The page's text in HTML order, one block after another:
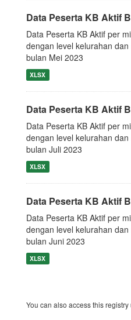
Data Peserta KB Aktif
Data Peserta KB Aktif per
dengan level kelurahan
bulan Mei 2023
XLSX
Data Peserta KB Aktif
Data Peserta KB Aktif per
dengan level kelurahan
bulan Juli 2023
XLSX
Data Peserta KB Aktif
Data Peserta KB Aktif per
dengan level kelurahan
bulan Juni 2023
XLSX
You can also access this registry